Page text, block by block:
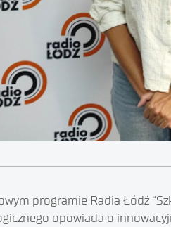
programie Radia Łódź
opowiada o